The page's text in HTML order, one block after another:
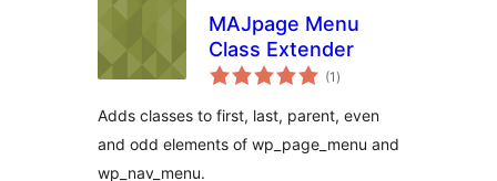
MAJpage Menu
Class Extender
(1 общо
оценки
)
Adds classes to first, last, parent, even
and odd elements of wp_page_menu and
wp_nav_menu.